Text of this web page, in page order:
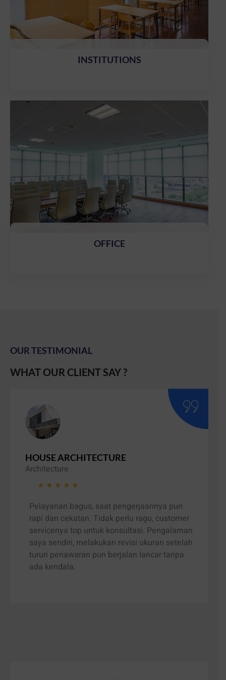
INSTITUTIONS
OFFICE
OUR TESTIMONIAL
WHAT OUR CLIENT SAY ?
HOUSE ARCHITECTURE
Architecture
Pelayanan bagus, saat pengerjaannya pun
rapi dan cekatan. Tidak perlu ragu, customer
servicenya top untuk konsultasi. Pengalaman
saya sendiri, melakukan revisi ukuran setelah
turun penawaran pun berjalan lancar tanpa
ada kendala.